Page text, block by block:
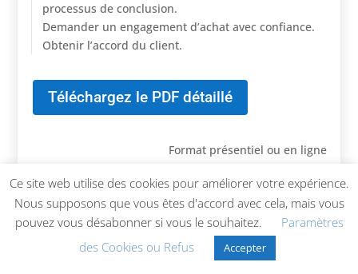
processus de conclusion.
Demander un engagement d’achat avec confiance.
Obtenir l’accord du client.
Téléchargez le PDF détaillé
Format présentiel ou en ligne
2 jours espacés 1150€ HT, prix inter
Prix intra entre 2000 et 3000 € la journée selon la
demande
Autres formats disponibles
Contactez-nous pour en savoir plus
Ce site web utilise des cookies pour améliorer votre expérience.
Nous supposons que vous êtes d'accord avec cela, mais vous
pouvez vous désabonner si vous le souhaitez.
Paramètres
des Cookies ou Refus
Accepter